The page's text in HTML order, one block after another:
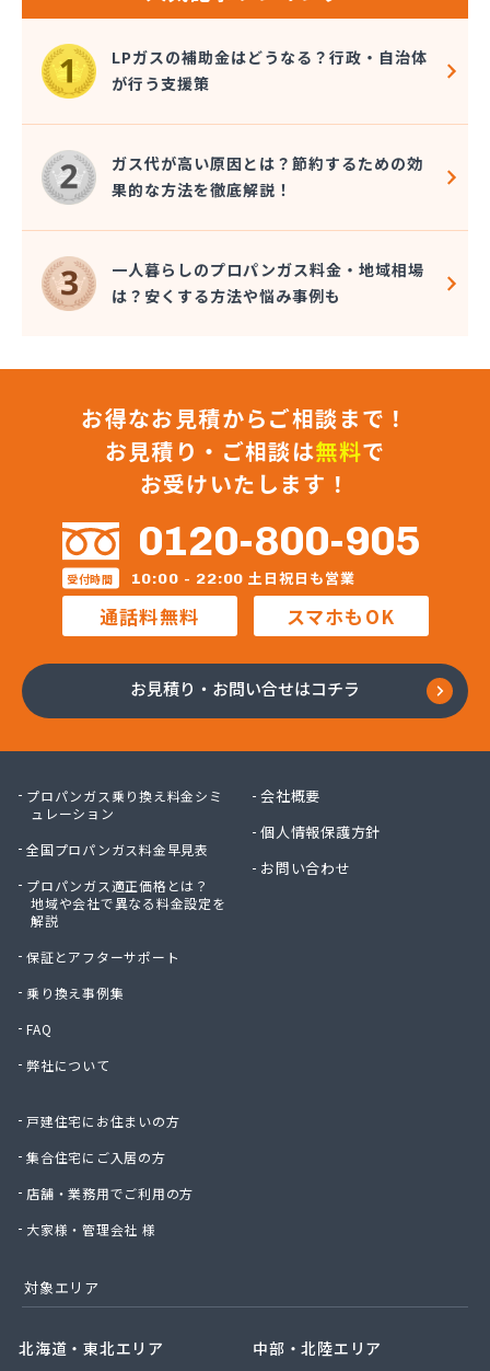
株式会社春山商店
株式会社森プロパン 早稲田営業所
株式会社仁井田設備
株式会社杉本設備工業
株式会社星野住設
株式会社石田商店
株式会社千代峯商店
株式会社大久保商店
株式会社大谷鉱油
株式会社町田商店
株式会社町田燃料店
株式会社長谷川商店
株式会社渡辺商店
株式会社東京水沢商店 狭山営業所
株式会社東武商会
株式会社奈良屋燃料
株式会社内田商店 朝霞営業所
株式会社内田商店 鶴ヶ島営業所
株式会社日光溶材
株式会社豊田設備
株式会社木村周作商店
株式会社澤利喜商店
関口産業株式会社 菖蒲充てん所
岩槻液化ガス(協)
吉岡燃料店
共栄クリーンガス株式会社
狭山液化石油ガス協同組合
郡店中島商店
江澤商事株式会社
今井商店
佐藤興産株式会社 三橋事業本部
坂戸ガス株式会社
埼玉ガス販売株式会社
埼玉県南液化瓦斯事業協同組合
埼玉中央農業協同組合LPガスセンター
三ツ輪産業株式会社 首都圏支店 草加営業所
三栄ガス株式会社
山二ガス株式会社 坂戸営業所
LPガスの補助金はどうなる？行政・自治体
が行う支援策
ガス代が高い原因とは？節約するための効
果的な方法を徹底解説！
一人暮らしのプロパンガス料金・地域相場
は？安くする方法や悩み事例も
お得なお見積からご相談まで！
お見積り・ご相談は無料で
お受けいたします！
0120-800-905
受付時間 10:00 - 22:00 土日祝日も営業
通話料無料 スマホもOK
お見積り・お問い合せはコチラ
プロパンガス乗り換え料金シミ
ュレーション
全国プロパンガス料金早見表
プロパンガス適正価格とは？
地域や会社で異なる料金設定を
解説
保証とアフターサポート
乗り換え事例集
FAQ
弊社について
戸建住宅にお住まいの方
集合住宅にご入居の方
店舗・業務用でご利用の方
大家様・管理会社 様
会社概要
個人情報保護方針
お問い合わせ
対象エリア
北海道・東北エリア
中部・北陸エリア